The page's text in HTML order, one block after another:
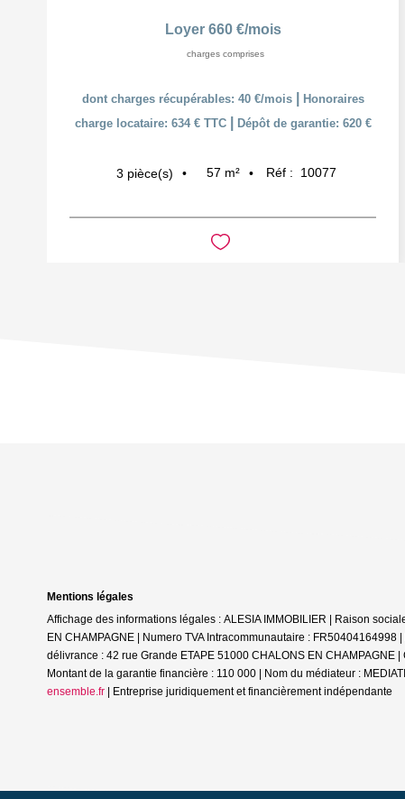
Loyer 660 €/mois
charges comprises
dont charges récupérables: 40 €/mois
Honoraires
charge locataire: 634 € TTC
Dépôt de garantie: 620 €
3 pièce(s) 57 m² Réf : 10077
Mentions légales
Affichage des informations légales : ALESIA IMMOBILIER | Raison
EN CHAMPAGNE | Numero TVA Intracommunautaire :
délivrance : 42 rue Grande ETAPE 51000 CHALONS EN CHAMPAGNE
Montant de la garantie financière : 110 000 | Nom du médiateur :
ensemble.fr
Entreprise juridiquement et financièrement indépendante